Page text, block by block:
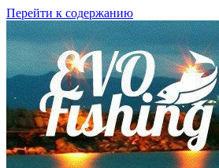
Перейти к содержанию